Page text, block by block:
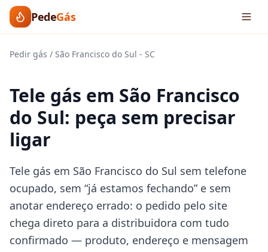
PedeGás
Pedir gás / São Francisco do Sul - SC
Tele gás em São Francisco
do Sul: peça sem precisar
ligar
Tele gás em São Francisco do Sul sem telefone
ocupado, sem “já estamos fechando” e sem
anotar endereço errado: o pedido pelo site
chega direto para a distribuidora com tudo
confirmado — produto, endereço e mensagem